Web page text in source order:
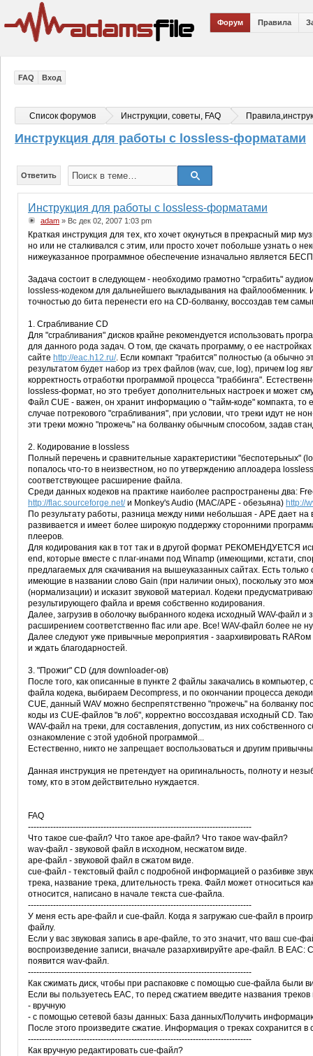
Форум Правила
FAQ Вход
Список форумов Инструкции, советы, FAQ
Инструкция для работы с lossless-форматами
Ответить
Инструкция для работы с lossless-форматами
adam » Вс дек 02, 2007 1:03 pm
Краткая инструкция для тех, кто хочет окунуться в прекрасный мир
но или не сталкивался с этим, или просто хочет побольше узнать о
нижеуказанное программное обеспечение изначально является
Задача состоит в следующем - необходимо грамотно "сграбить"
lossless-кодеком для дальнейшего выкладывания на
точностью до бита перенести его на CD-болванку, воссоздав тем
1. Сграбливание CD
Для "сграбливания" дисков крайне рекомендуется использовать
для данного рода задач. О том, где скачать программу, о ее
сайте http://eac.h12.ru/. Если компакт "грабится" полностью (а обычно
результатом будет набор из трех файлов (wav, cue, log), причем log
корректность отработки программой процесса "граббинга".
lossless-формат, но это требует дополнительных настроек и может
Файл CUE - важен, он хранит информацию о "тайм-коде" компакта, то
случае потрекового "сграбливания", при условии, что треки идут не
эти треки можно "прожечь" на болванку обычным способом, задав
2. Кодирование в lossless
Полный перечень и сравнительные характеристики "беспотерьных"
попалось что-то в неизвестном, но по утверждению аплоадера
соответствующее расширение файла.
Среди данных кодеков на практике наиболее распространены два:
http://flac.sourceforge.net/и Monkey's Audio (MAC/APE - обезьяна) http://
По результату работы, разница между ними небольшая - APE дает
развивается и имеет более широкую поддержку сторонними
плееров.
Для кодирования как в тот так и в другой формат РЕКОМЕНДУЕТСЯ
end, которые вместе с плаг-инами под Winamp (имеющими, кстати,
предлагаемых для скачивания на вышеуказанных сайтах. Есть
имеющие в названии слово Gain (при наличии оных), поскольку это
(нормализации) и исказит звуковой материал. Кодеки
результирующего файла и время собственно кодирования.
Далее, загрузив в оболочку выбранного кодека исходный WAV-файл
расширением соответственно flac или ape. Все! WAV-файл более не
Далее следуют уже привычные мероприятия - заархивировать
и ждать благодарностей.
3. "Прожиг" CD (для downloader-ов)
После того, как описанные в пункте 2 файлы закачались в
файла кодека, выбираем Decompress, и по окончании процесса
CUE, данный WAV можно беспрепятственно "прожечь" на болванку
коды из CUE-файлов "в лоб", корректно воссоздавая исходный CD.
WAV-файл на треки, для составления, допустим, из них
ознакомление с этой удобной программой...
Естественно, никто не запрещает воспользоваться и другим
Данная инструкция не претендует на оригинальность, полноту и
тому, кто в этом действительно нуждается.
FAQ
--------------------------------------------------------------------------------
Что такое cue-файл? Что такое аре-файл? Что такое wav-файл?
wav-файл - звуковой файл в исходном, несжатом виде.
аре-файл - звуковой файл в сжатом виде.
cue-файл - текстовый файл с подробной информацией о разбивке
трека, название трека, длительность трека. Файл может относиться
относится, написано в начале текста cue-файла.
--------------------------------------------------------------------------------
У меня есть аре-файл и cue-файл. Когда я загружаю cue-файл в
файлу.
Если у вас звуковая запись в аре-файле, то это значит, что ваш cue-
воспроизведение записи, вначале разархивируйте аре-файл. В ЕАС:
появится wav-файл.
--------------------------------------------------------------------------------
Как сжимать диск, чтобы при распаковке с помощью cue-файла были
Если вы пользуетесь ЕАС, то перед сжатием введите названия
- вручную
- с помощью сетевой базы данных: База данных/Получить
После этого произведите сжатие. Информация о треках сохранится
--------------------------------------------------------------------------------
Как вручную редактировать cue-файл?